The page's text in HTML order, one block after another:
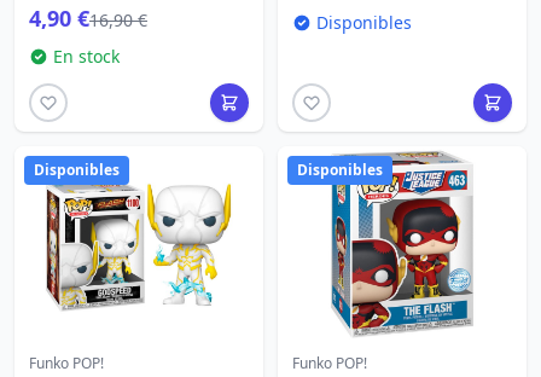
4,90 €16,90 €
En stock
Disponibles
Disponibles
Funko POP!
Disponibles
Funko POP!